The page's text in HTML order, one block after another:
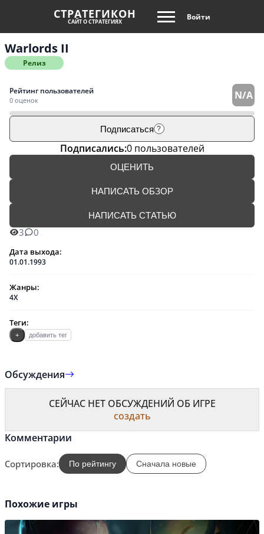
СТРАТЕГИКОН
САЙТ О СТРАТЕГИЯХ Войти
Warlords II
Релиз
Рейтинг пользователей
0 оценок N/A
Подписаться ?
Подписались:0 пользователей
ОЦЕНИТЬ
НАПИСАТЬ ОБЗОР
НАПИСАТЬ СТАТЬЮ
3 0
Дата выхода:
01.01.1993
Жанры:
4X
Теги:
+ добавить тег
Обсуждения
СЕЙЧАС НЕТ ОБСУЖДЕНИЙ ОБ ИГРЕ
создать
Комментарии
Сортировка: По рейтингу Сначала новые
Похожие игры